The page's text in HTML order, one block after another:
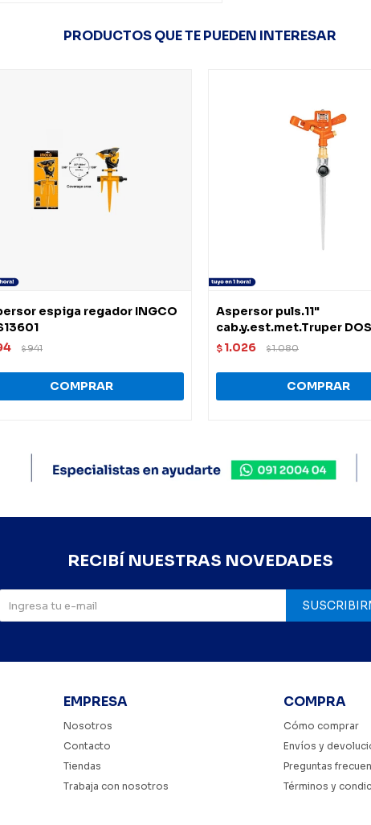
PRODUCTOS QUE TE PUEDEN INTERESAR
espiga regador INGCO
$941
Aspersor puls.11"
cab.y.est.met.Truper
$ 1.026 $1.080
EMPRESA
Nosotros
Contacto
Tiendas
Trabaja con nosotros
COMPRA
Cómo comprar
Envíos y
Preguntas
Términos y
RECIBÍ NUESTRAS NOVEDADES